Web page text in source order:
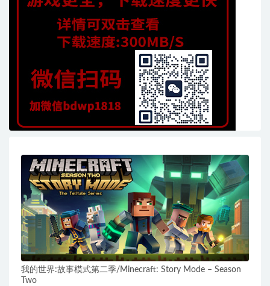
我的世界:故事模式第二季/Minecraft: Story Mode – Season
Two